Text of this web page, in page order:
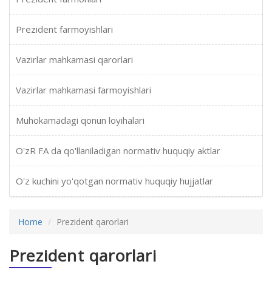
Prezident farmoyishlari
Vazirlar mahkamasi qarorlari
Vazirlar mahkamasi farmoyishlari
Muhokamadagi qonun loyihalari
O'zR FA da qo'llaniladigan normativ huquqiy aktlar
O'z kuchini yo'qotgan normativ huquqiy hujjatlar
Home Prezident qarorlari
Prezident qarorlari